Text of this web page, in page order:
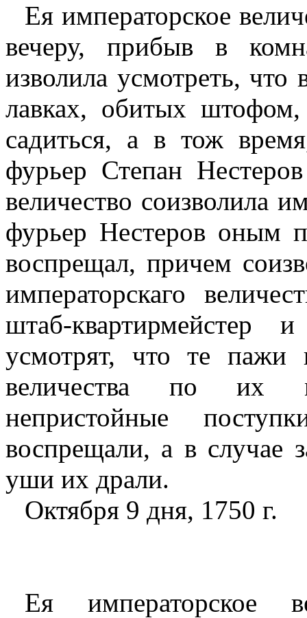
Ея императорское
вечеру, прибыв в
изволила усмотреть,
лавках, обитых
садиться, а в тож
фурьер Степан
величество соизволила
фурьер Нестеров оным
воспрещал, причем
императорскаго
штаб-квартирмейстер
усмотрят, что те пажи
величества по их
непристойные
воспрещали, а в случае
уши их драли.
Октября 9 дня, 1750 г.
Ея императорское